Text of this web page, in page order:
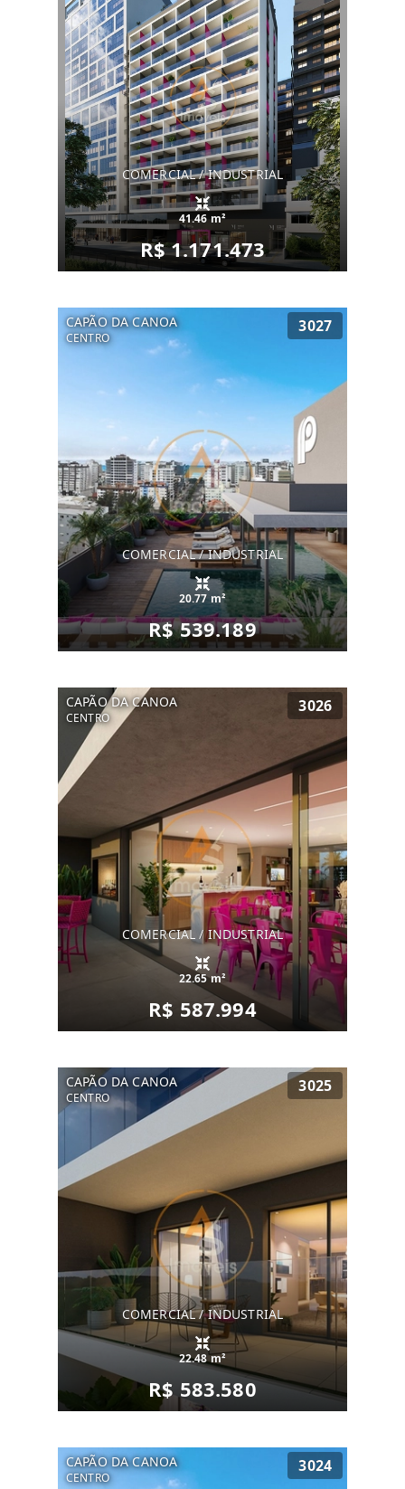
COMERCIAL / INDUSTRIAL
41.46 m²
R$ 1.171.473
CAPÃO DA CANOA
CENTRO
3027
COMERCIAL / INDUSTRIAL
20.77 m²
R$ 539.189
CAPÃO DA CANOA
CENTRO
3026
COMERCIAL / INDUSTRIAL
22.65 m²
R$ 587.994
CAPÃO DA CANOA
CENTRO
3025
COMERCIAL / INDUSTRIAL
22.48 m²
R$ 583.580
CAPÃO DA CANOA
CENTRO
3024